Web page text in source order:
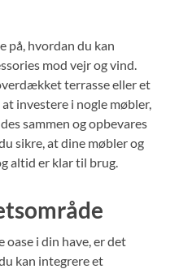
på, hvordan du kan
mod vejr og vind.
terrasse eller et
investere i nogle møbler,
sammen og opbevares
sikre, at dine møbler og
altid er klar til brug.
oase i din have, er det
kan integrere et